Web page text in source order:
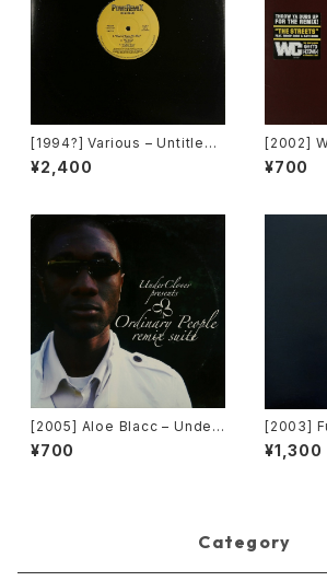
[1994?] Various – Untitled
(PM-669)[PoweRemix Rec
ords]
¥2,400
[2002]
(Remix)
¥700
[2005] Aloe Blacc – Under
Clover Presents Ordinary
People Remix Suite [Unde
¥700
[2003]
u Gave
Planet
¥1,300
Category